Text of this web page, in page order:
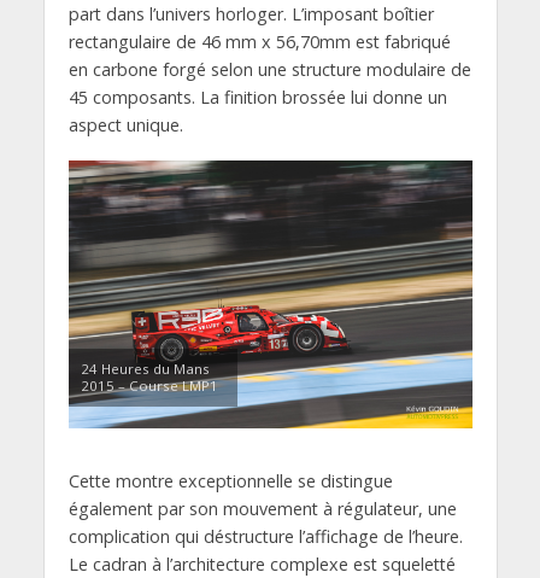
part dans l’univers horloger. L’imposant boîtier
rectangulaire de 46 mm x 56,70mm est fabriqué
en carbone forgé selon une structure modulaire de
45 composants. La finition brossée lui donne un
aspect unique.
24 Heures du Mans
2015 – Course LMP1
Cette montre exceptionnelle se distingue
également par son mouvement à régulateur, une
complication qui déstructure l’affichage de l’heure.
Le cadran à l’architecture complexe est squeletté